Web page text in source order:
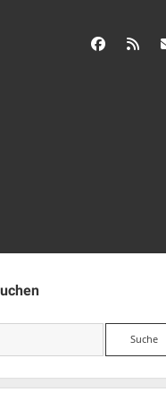
facebook
Suche